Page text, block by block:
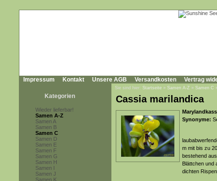
Impressum Kontakt Unsere AGB Versandkosten Vertrag
Kategorien
Wieder lieferbar!
Samen A-Z
Samen A
Samen B
Samen C
Samen D
Samen E
Samen F
Samen G
Samen H
Samen I
Samen J
Samen K
Sie sind hier: Startseite » Samen A-Z » Samen C
Cassia marilandica
Synonyme:
m mit bis zu
bestehend
Blättchen und
dichten Rispen